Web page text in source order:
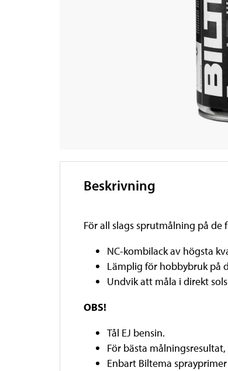
Beskrivning
För all slags sprutmålning på
NC-kombilack av högsta
Lämplig för hobbybruk på
Undvik att måla i direkt
OBS!
Tål EJ bensin.
För bästa
Enbart Biltema